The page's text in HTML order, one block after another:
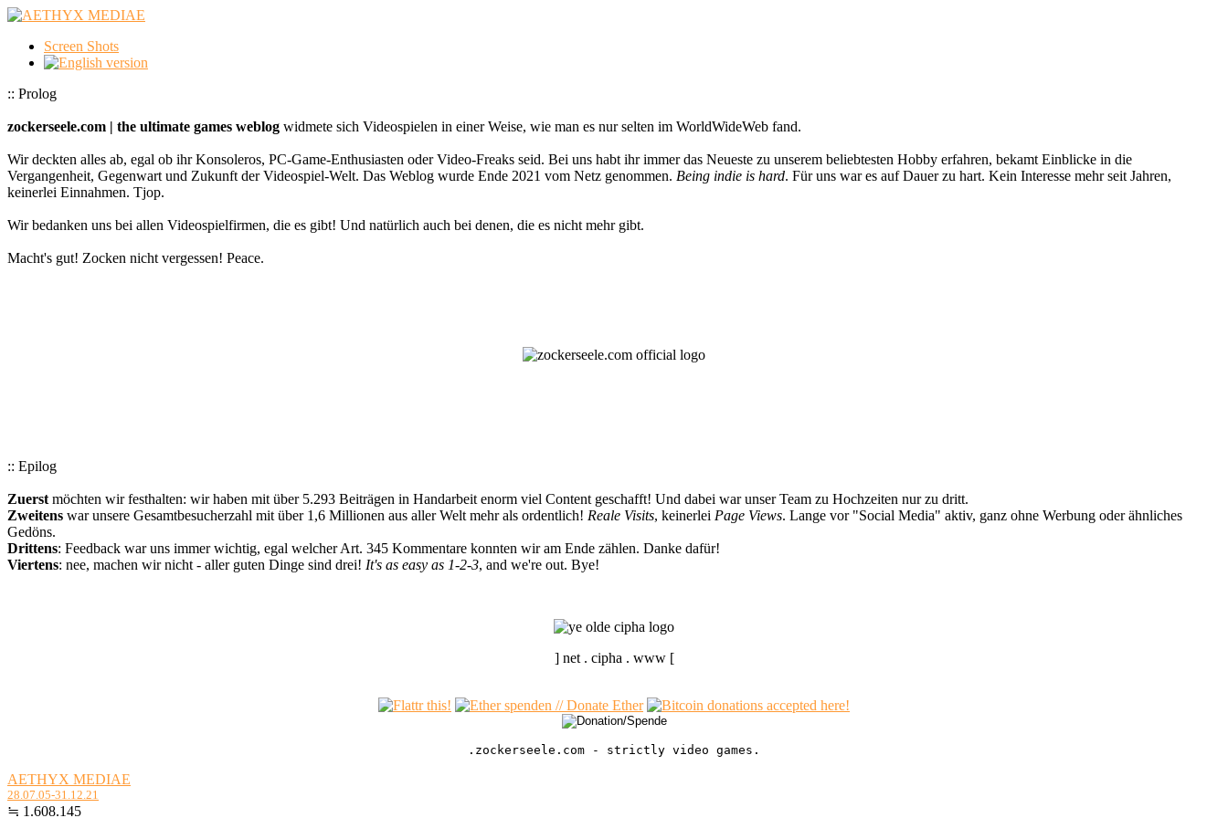
Screen Shots
:: Prolog
zockerseele.com | the ultimate games weblog widmete sich Videospielen in einer Weise, wie man es nur selten im WorldWideWeb fand.
Wir deckten alles ab, egal ob ihr Konsoleros, PC-Game-Enthusiasten oder Video-Freaks seid. Bei uns habt ihr immer das Neueste zu unserem beliebtesten Hobby erfahren, bekamt Einblicke in die
Vergangenheit, Gegenwart und Zukunft der Videospiel-Welt. Das Weblog wurde Ende 2021 vom Netz genommen. Being indie is hard. Für uns war es auf Dauer zu hart. Kein Interesse mehr seit Jahren,
keinerlei Einnahmen. Tjop.
Wir bedanken uns bei allen Videospielfirmen, die es gibt! Und natürlich auch bei denen, die es nicht mehr gibt.
Macht's gut! Zocken nicht vergessen! Peace.
:: Epilog
Zuerst möchten wir festhalten: wir haben mit über 5.293 Beiträgen in Handarbeit enorm viel Content geschafft! Und dabei war unser Team zu Hochzeiten nur zu dritt.
Zweitens war unsere Gesamtbesucherzahl mit über 1,6 Millionen aus aller Welt mehr als ordentlich! Reale Visits, keinerlei Page Views. Lange vor "Social Media" aktiv, ganz ohne Werbung oder ähnliches
Gedöns.
Drittens: Feedback war uns immer wichtig, egal welcher Art. 345 Kommentare konnten wir am Ende zählen. Danke dafür!
Viertens: nee, machen wir nicht - aller guten Dinge sind drei! It's as easy as 1-2-3, and we're out. Bye!
] net . cipha . www [
.zockerseele.com - strictly video games.
AETHYX MEDIAE
28.07.05-31.12.21
≒ 1.608.145